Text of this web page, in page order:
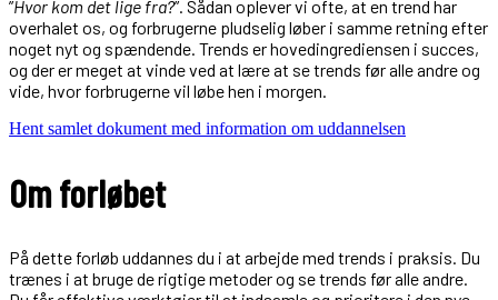
”Hvor kom det lige fra?”. Sådan oplever vi ofte, at en trend har
overhalet os, og forbrugerne pludselig løber i samme retning efter
noget nyt og spændende. Trends er hovedingrediensen i succes,
og der er meget at vinde ved at lære at se trends før alle andre og
vide, hvor forbrugerne vil løbe hen i morgen.
Hent samlet dokument med information om uddannelsen
Om forløbet
På dette forløb uddannes du i at arbejde med trends i praksis. Du
trænes i at bruge de rigtige metoder og se trends før alle andre.